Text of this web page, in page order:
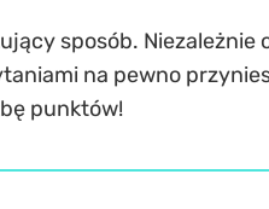
sposób. Niezależnie
na pewno
punktów!